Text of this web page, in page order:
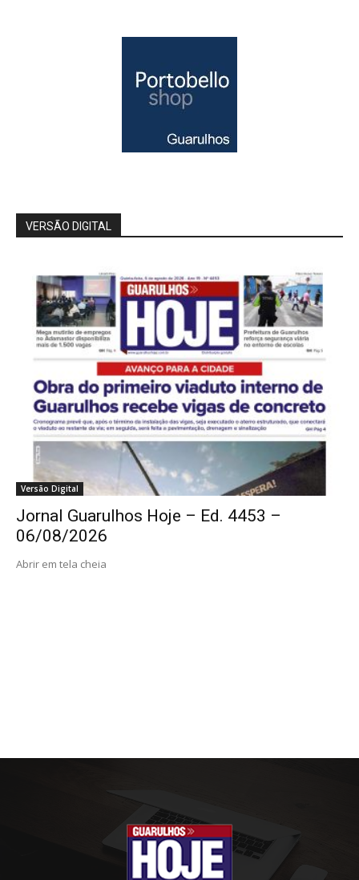
VERSÃO DIGITAL
Versão Digital
Jornal Guarulhos Hoje – Ed. 4453 –
06/08/2026
Abrir em tela cheia